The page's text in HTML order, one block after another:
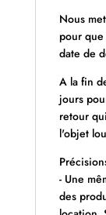
Nous
pour
date de
A la fin
jours
retour
l'objet
- Une
des